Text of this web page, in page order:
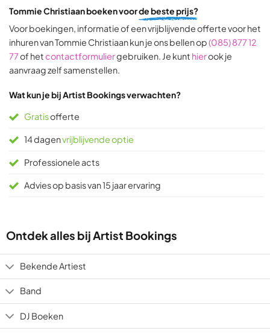
based
31
ratings
based
on
9
ratings
Tommie Christiaan boeken voorde beste prijs?
Voor boekingen, informatie of een vrijblijvende offerte voor het
inhuren van Tommie Christiaan kun je ons bellen op(085) 877 12
77of hetcontactformuliergebruiken. Je kunt hierook je
aanvraag zelf samenstellen.
Wat kun je bij Artist Bookings verwachten?
Gratisofferte
14 dagenvrijblijvende optie
Professionele acts
Advies op basis van 15 jaar ervaring
Ontdek alles bij Artist Bookings
Bekende Artiest
Band
DJ Boeken